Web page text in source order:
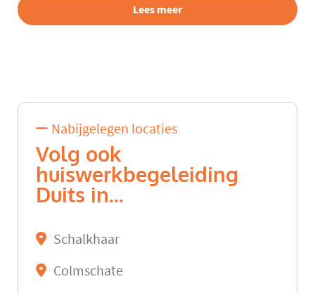
Lees meer
Nabijgelegen locaties
Volg ook
huiswerkbegeleiding
Duits in...
Schalkhaar
Colmschate